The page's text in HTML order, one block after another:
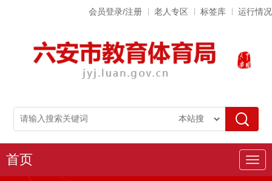
会员登录/注册 老人专区 标签库 运行情况
导
首页